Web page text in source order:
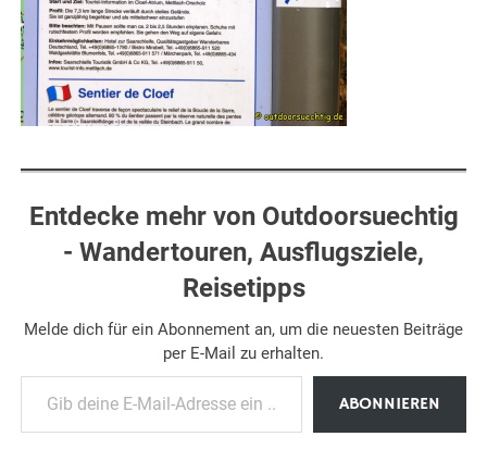
Entdecke mehr von Outdoorsuechtig
- Wandertouren, Ausflugsziele,
Reisetipps
Melde dich für ein Abonnement an, um die neuesten Beiträge
per E-Mail zu erhalten.
Gib deine E-Mail-Adresse ein ...
ABONNIEREN